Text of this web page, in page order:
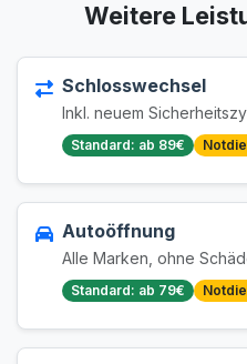
Weitere
Schlosswechsel
Inkl. neuem
Standard: ab 89€
Autoöffnung
Alle Marken, ohne
Standard: ab 79€